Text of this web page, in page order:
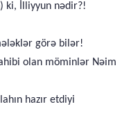
ki, İlliyyun nədir?!
görə bilər!
olan möminlər Nəim
hazır etdiyi